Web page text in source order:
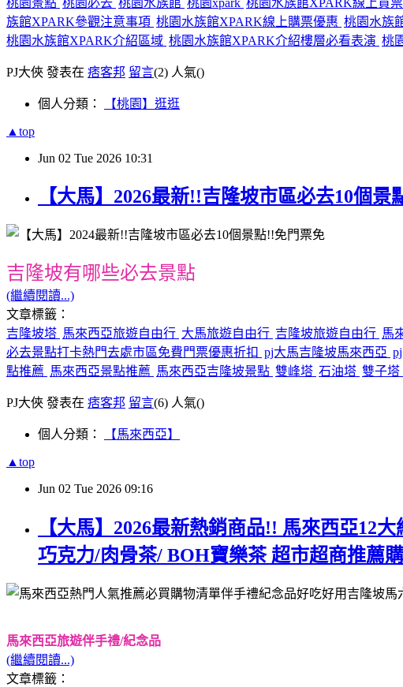
族館XPARK參觀注意事項 桃園水族館XPARK線上購票優惠 桃園水族
桃園水族館XPARK介紹區域 桃園水族館XPARK介紹樓層必看表演 桃
PJ大俠 發表在 痞客邦 留言(2) 人氣()
個人分類： 【桃園】逛逛
▲top
Jun 02 Tue 2026 10:31
【大馬】2026最新!!吉隆坡市區必去10個
吉隆坡有哪些必去景點
(繼續閱讀...)
文章標籤：
吉隆坡塔 馬來西亞旅遊自由行 大馬旅遊自由行 吉隆坡旅遊自由行 馬
必去景點打卡熱門去處市區免費門票優惠折扣 pj大馬吉隆坡馬來西亞
點推薦 馬來西亞景點推薦 馬來西亞吉隆坡景點 雙峰塔 石油塔 雙子塔
PJ大俠 發表在 痞客邦 留言(6) 人氣()
個人分類： 【馬來西亞】
▲top
Jun 02 Tue 2026 09:16
【大馬】2026最新熱銷商品!! 馬來西亞12
巧克力/肉骨茶/ BOH寶樂茶 超市超商推薦
馬來西亞旅遊伴手禮/紀念品
(繼續閱讀...)
文章標籤：